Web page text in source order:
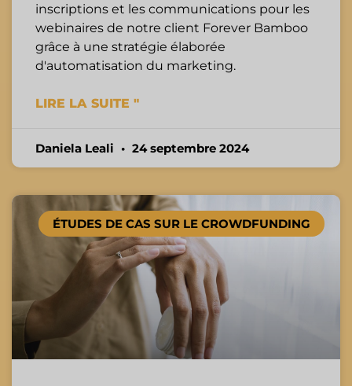
inscriptions et les communications pour les
webinaires de notre client Forever Bamboo
grâce à une stratégie élaborée
d'automatisation du marketing.
LIRE LA SUITE "
Daniela Leali 24 septembre 2024
ÉTUDES DE CAS SUR LE CROWDFUNDING